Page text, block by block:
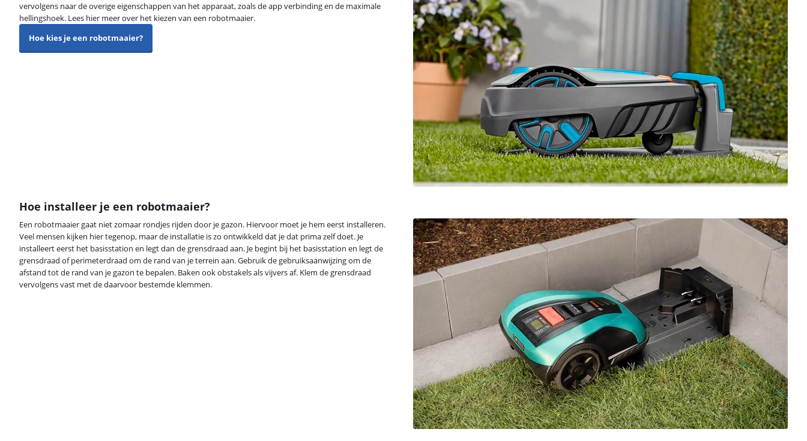
vervolgens naar de overige eigenschappen van het apparaat, zoals de app verbinding en de maximale
hellingshoek. Lees hier meer over het kiezen van een robotmaaier.
Hoe kies je een robotmaaier?
Hoe installeer je een robotmaaier?
Een robotmaaier gaat niet zomaar rondjes rijden door je gazon. Hiervoor moet je hem eerst installeren.
Veel mensen kijken hier tegenop, maar de installatie is zo ontwikkeld dat je dat prima zelf doet. Je
installeert eerst het basisstation en legt dan de grensdraad aan. Je begint bij het basisstation en legt de
grensdraad of perimeterdraad om de rand van je terrein aan. Gebruik de gebruiksaanwijzing om de
afstand tot de rand van je gazon te bepalen. Baken ook obstakels als vijvers af. Klem de grensdraad
vervolgens vast met de daarvoor bestemde klemmen.